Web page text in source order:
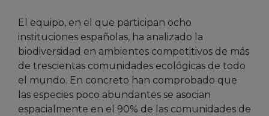
El equipo, en el que participan ocho
instituciones españolas, ha analizado la
biodiversidad en ambientes competitivos de más
de trescientas comunidades ecológicas de todo
el mundo. En concreto han comprobado que
las especies poco abundantes se asocian
espacialmente en el 90% de las comunidades de